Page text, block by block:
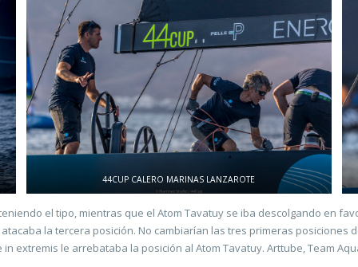
44CUP CALERO MARINAS LANZAROTE
el tipo, mientras que el Atom Tavatuy se iba descolgando en
la tercera posición. No cambiarían las tres primeras posiciones
extremis le arrebataba la posición al Atom Tavatuy. Arttube, Team